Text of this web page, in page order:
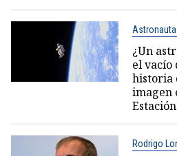
¿Un
el vacío
historia
imagen
Rodrigo